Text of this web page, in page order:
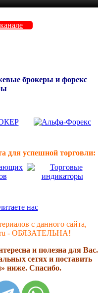
брокеры и форекс
для успешной торговли:
с данного сайта,
- ОБЯЗАТЕЛЬНА!
и полезна для Вас.
сетях и поставить
ниже. Спасибо.